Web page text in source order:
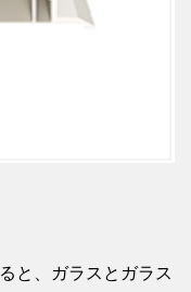
と、ガラスとガラス